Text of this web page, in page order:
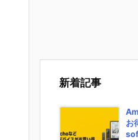
新着記事
お